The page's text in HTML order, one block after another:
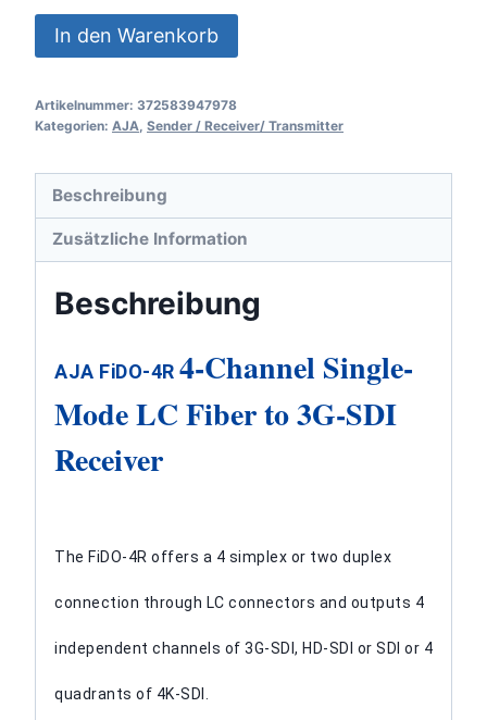
AJA
FiDO-
4-
Single-
Mode
LC
Fiber
3G-
Receiver
Menge
In den Warenkorb
Artikelnummer: 372583947978
Kategorien: AJA, Sender / Receiver/ Transmitter
Beschreibung
Zusätzliche Information
Beschreibung
AJA FiDO-4R 4-Channel Single-
Mode LC Fiber to 3G-SDI
Receiver
The FiDO-4R offers a 4 simplex or two duplex
connection through LC connectors and outputs 4
independent channels of 3G-SDI, HD-SDI or SDI or 4
quadrants of 4K-SDI.